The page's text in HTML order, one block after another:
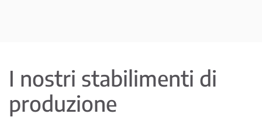
I nostri stabilimenti di
produzione